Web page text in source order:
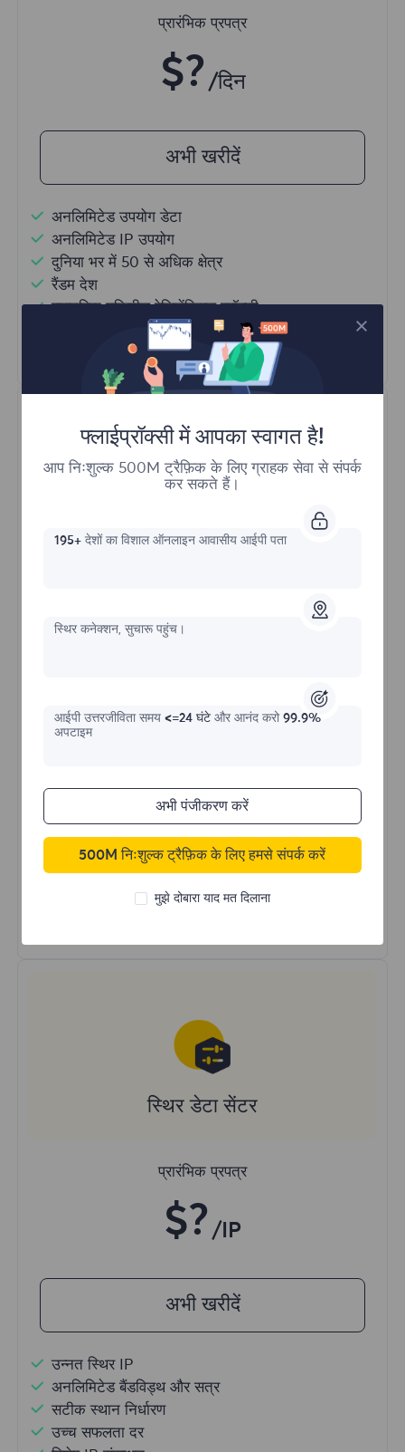
प्रारंभिक प्रपत्र
$? /दिन
अभी खरीदें
अनलिमिटेड उपयोग डेटा
अनलिमिटेड IP उपयोग
दुनिया भर में 50 से अधिक क्षेत्र
रैंडम देश
वास्तविक गतिशील रेजिडेंशियल प्रॉक्सी
और अधिक जानें
स्थिर रेसिडेंशियल
$?
उन्नत स्थिर IP
लंबा ऑनलाइन समय
अनंत बैंडविड्थ और सत्र
स्थिर डेटा सेंटर
प्रारंभिक प्रपत्र
$? /IP
अभी खरीदें
उन्नत स्थिर IP
अनलिमिटेड बैंडविड्थ और सत्र
सटीक स्थान निर्धारण
उच्च सफलता दर
फ्लाईप्रॉक्सी में आपका स्वागत है!
आप निःशुल्क 500M ट्रैफ़िक के लिए ग्राहक सेवा से संपर्क
कर सकते हैं।
195+देशों का विशाल ऑनलाइन आवासीय आईपी पता
स्थिर कनेक्शन, सुचारू पहुंच।
आईपी ​​उत्तरजीविता समय <=24 घंटे और आनंद करो 99.9%
अपटाइम
अभी पंजीकरण करें
500M निःशुल्क ट्रैफ़िक के लिए हमसे संपर्क करें
मुझे दोबारा याद मत दिलाना